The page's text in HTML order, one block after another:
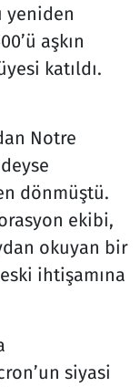
yeniden
aşkın
katıldı.
Notre
dönmüştü.
ekibi,
okuyan bir
eski ihtişamına
siyasi